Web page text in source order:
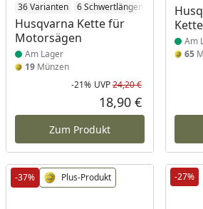
36 Varianten 6 Schwertlängen 4
Husqvarna Kette für
Motorsägen
Produkt am Lager
Am Lager
19 Münzen
Rabatt in
-21% UVP24,20 €
Aktueller
18,90 €
Zum Produkt
Am
65
-37% Plus-Produkt -27%